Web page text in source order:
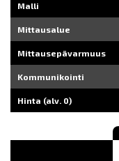
Malli
Mittausalue
Mittausepävarmuus
Kommunikointi
Hinta (alv. 0)